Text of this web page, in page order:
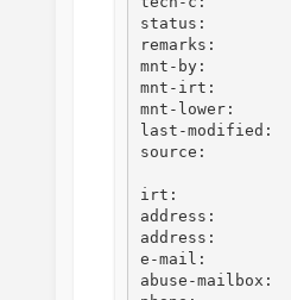
status:
remarks:
mnt-by:
mnt-irt:
mnt-lower:
last-modified:
source:
irt:
address:
address:
e-mail:
abuse-mailbox: